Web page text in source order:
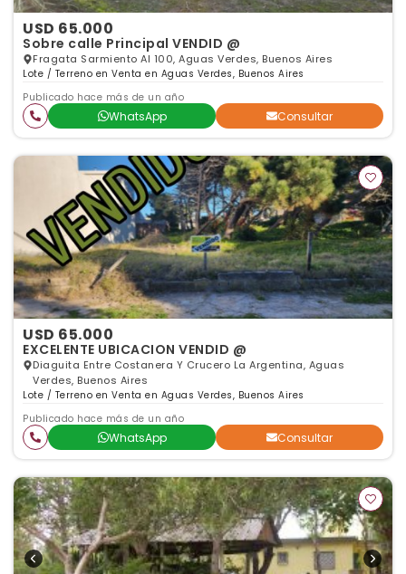
USD 65.000
Sobre calle Principal VENDID @
Fragata Sarmiento Al 100, Aguas Verdes, Buenos Aires
Lote / Terreno en Venta en Aguas Verdes, Buenos Aires
Publicado hace más de un año
WhatsApp Consultar
USD 65.000
EXCELENTE UBICACION VENDID @
Diaguita Entre Costanera Y Crucero La Argentina, Aguas
Verdes, Buenos Aires
Lote / Terreno en Venta en Aguas Verdes, Buenos Aires
Publicado hace más de un año
WhatsApp Consultar